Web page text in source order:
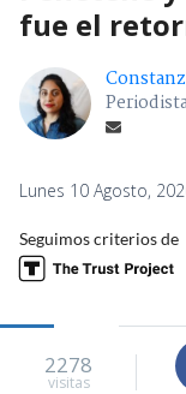
fue el
Lunes 10 Agosto,
Seguimos criterios de
2278
visitas